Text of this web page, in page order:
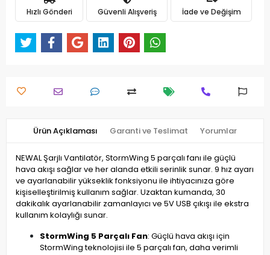
Hızlı Gönderi Güvenli Alışveriş İade ve Değişim
Ürün Açıklaması Garanti ve Teslimat Yorumlar
NEWAL Şarjlı Vantilatör, StormWing 5 parçalı fanı ile güçlü
hava akışı sağlar ve her alanda etkili serinlik sunar. 9 hız ayarı
ve ayarlanabilir yükseklik fonksiyonu ile ihtiyacınıza göre
kişiselleştirilmiş kullanım sağlar. Uzaktan kumanda, 30
dakikalık ayarlanabilir zamanlayıcı ve 5V USB çıkışı ile ekstra
kullanım kolaylığı sunar.
StormWing 5 Parçalı Fan: Güçlü hava akışı için
StormWing teknolojisi ile 5 parçalı fan, daha verimli